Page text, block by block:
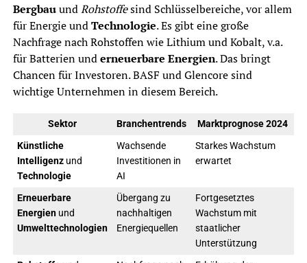
BergbauundRohstoffesind Schlüsselbereiche, vor allem
für Energie undTechnologie. Es gibt eine große
Nachfrage nach Rohstoffen wie Lithium und Kobalt, v.a.
für Batterien underneuerbare Energien. Das bringt
Chancen für Investoren. BASF und Glencore sind
wichtige Unternehmen in diesem Bereich.
Sektor Branchentrends
Marktprognose 2024
Künstliche
Intelligenzund
Technologie
Wachsende
Investitionen in
AI
Starkes Wachstum
erwartet
Erneuerbare
Energienund
Umwelttechnologien
Übergang zu
nachhaltigen
Energiequellen
Fortgesetztes
Wachstum mit
staatlicher
Unterstützung